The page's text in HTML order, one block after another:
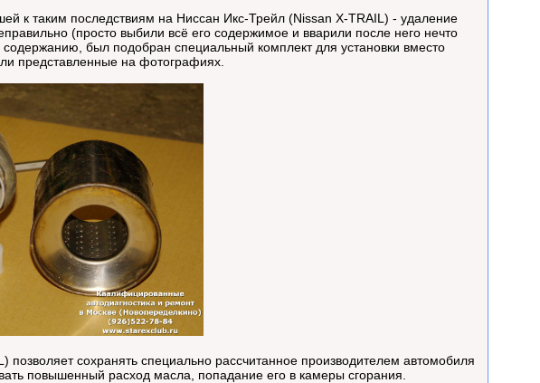
к таким последствиям на Ниссан Икс-Трейл (Nissan X-TRAIL) - удаление
(просто выбили всё его содержимое и вварили после него нечто
был подобран специальный комплект для установки вместо
представленные на фотографиях.
сохранять специально рассчитанное производителем автомобиля
повышенный расход масла, попадание его в камеры сгорания.